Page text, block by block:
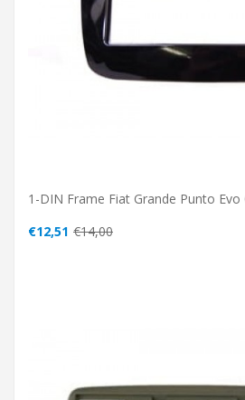
1-DIN Frame Fiat Grande Punto
€12,51 €14,00